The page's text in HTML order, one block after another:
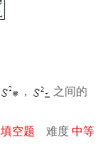
，
之间的
填空题 难度 中等